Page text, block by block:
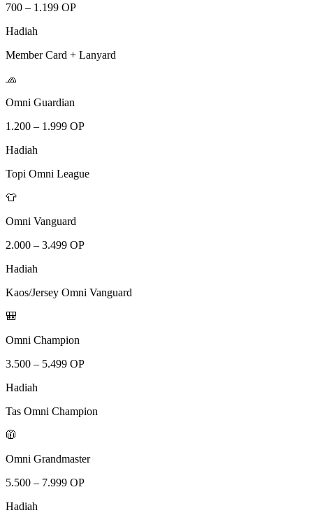
700 – 1.199 OP
Hadiah
Member Card + Lanyard
🧢
Omni Guardian
1.200 – 1.999 OP
Hadiah
Topi Omni League
👕
Omni Vanguard
2.000 – 3.499 OP
Hadiah
Kaos/Jersey Omni Vanguard
🎒
Omni Champion
3.500 – 5.499 OP
Hadiah
Tas Omni Champion
🧥
Omni Grandmaster
5.500 – 7.999 OP
Hadiah